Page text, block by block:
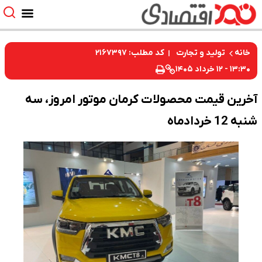
و تجارت کد مطلب: ۲۱۶۷۳۹۷
محصولات کرمان موتور امروز، سه